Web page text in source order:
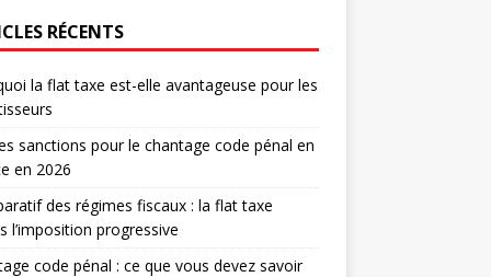
RÉCENTS
la flat taxe est-elle avantageuse pour les
sanctions pour le chantage code pénal en
en 2026
des régimes fiscaux : la flat taxe
l’imposition progressive
code pénal : ce que vous devez savoir